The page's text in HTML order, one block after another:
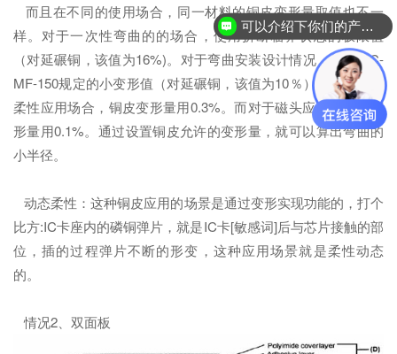
而且在不同的使用场合，同一材料的铜皮变形量取值也不一
样。对于一次性弯曲的的场合，使用折断临界状态的极限值
（对延碾铜，该值为16%)。对于弯曲安装设计情况，使用IPC-
MF-150规定的小变形值（对延碾铜，该值为10％）。对于动态
柔性应用场合，铜皮变形量用0.3%。而对于磁头应用，铜皮变
形量用0.1%。通过设置铜皮允许的变形量，就可以算出弯曲的
小半径。
动态柔性：这种铜皮应用的场景是通过变形实现功能的，打个
比方:IC卡座内的磷铜弹片，就是IC卡[敏感词]后与芯片接触的部
位，插的过程弹片不断的形变，这种应用场景就是柔性动态
的。
情况2、双面板
可以介绍下你们的产品么？